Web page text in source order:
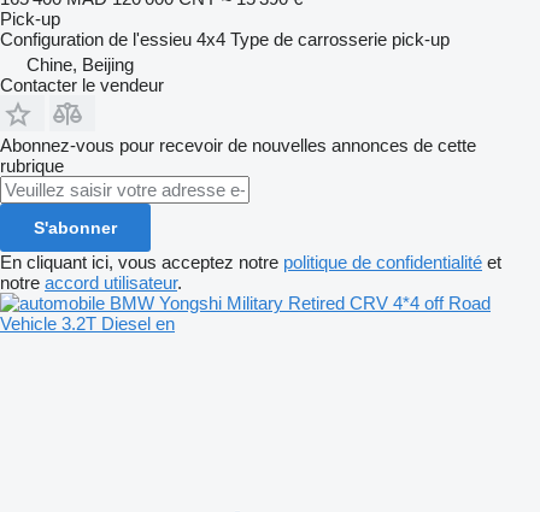
Pick-up
Configuration de l'essieu 4x4 Type de carrosserie pick-up
Chine, Beijing
Contacter le vendeur
Abonnez-vous pour recevoir de nouvelles annonces de cette
rubrique
S'abonner
En cliquant ici, vous acceptez notre politique de confidentialité et
notre accord utilisateur.